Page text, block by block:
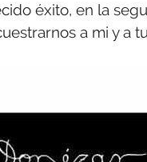
éxito, en la
a mi y a